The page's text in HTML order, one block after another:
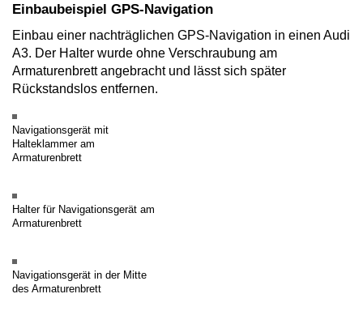
Einbaubeispiel GPS-Navigation
Einbau einer nachträglichen GPS-Navigation in einen Audi
A3. Der Halter wurde ohne Verschraubung am
Armaturenbrett angebracht und lässt sich später
Rückstandslos entfernen.
Navigationsgerät mit
Halteklammer am
Armaturenbrett
Halter für Navigationsgerät am
Armaturenbrett
Navigationsgerät in der Mitte
des Armaturenbrett